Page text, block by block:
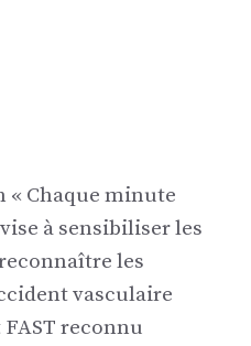
« Chaque minute
à sensibiliser les
les
vasculaire
FAST reconnu